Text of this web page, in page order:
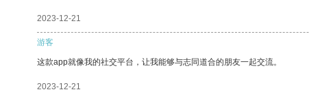
2023-12-21
游客
这款app就像我的社交平台，让我能够与志同道合的朋友一起交流。
2023-12-21